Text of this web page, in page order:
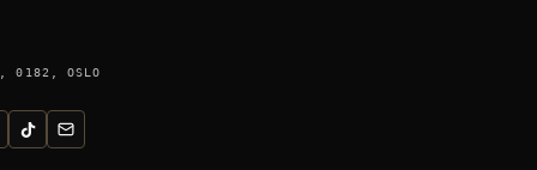
0182, OSLO